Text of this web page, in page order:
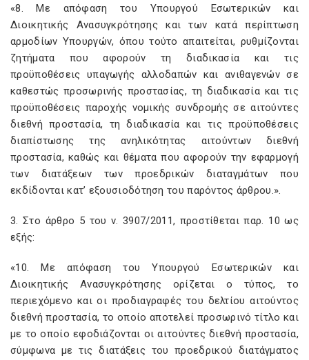
«8. Με απόφαση του Υπουργού Εσωτερικών και
Διοικητικής Ανασυγκρότησης και των κατά περίπτωση
αρμοδίων Υπουργών, όπου τούτο απαιτείται, ρυθμίζονται
ζητήματα που αφορούν τη διαδικασία και τις
προϋποθέσεις υπαγωγής αλλοδαπών και ανιθαγενών σε
καθεστώς προσωρινής προστασίας, τη διαδικασία και τις
προϋποθέσεις παροχής νομικής συνδρομής σε αιτούντες
διεθνή προστασία, τη διαδικασία και τις προϋποθέσεις
διαπίστωσης της ανηλικότητας αιτούντων διεθνή
προστασία, καθώς και θέματα που αφορούν την εφαρμογή
των διατάξεων των προεδρικών διαταγμάτων που
εκδίδονται κατ’ εξουσιοδότηση του παρόντος άρθρου.».
3. Στο άρθρο 5 του ν. 3907/2011, προστίθεται παρ. 10 ως
εξής:
«10. Με απόφαση του Υπουργού Εσωτερικών και
Διοικητικής Ανασυγκρότησης ορίζεται ο τύπος, το
περιεχόμενο και οι προδιαγραφές του δελτίου αιτούντος
διεθνή προστασία, το οποίο αποτελεί προσωρινό τίτλο και
με το οποίο εφοδιάζονται οι αιτούντες διεθνή προστασία,
σύμφωνα με τις διατάξεις του προεδρικού διατάγματος